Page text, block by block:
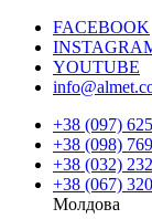
FACEBOOK
YOUTUBE
+38 (097)
+38 (098)
+38 (032)
+38 (067)
Молдова